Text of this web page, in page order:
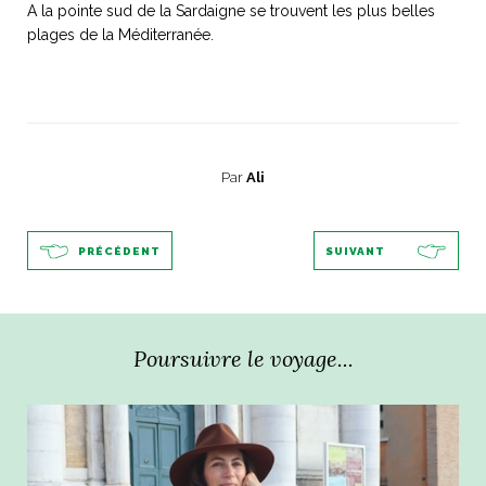
de tous les
A la pointe sud de la Sardaigne se trouvent les plus belles
plages de la Méditerranée.
Par Ali
PRÉCÉDENT SUIVANT
Poursuivre le voyage...